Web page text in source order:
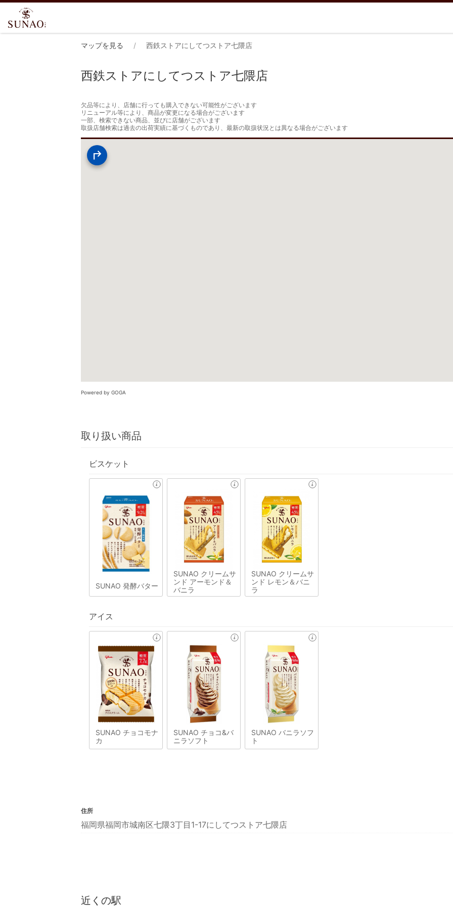
マップを見る 西鉄ストアにしてつストア七隈店
西鉄ストアにしてつストア七隈店
欠品等により、店舗に行っても購入できない可能性がございます
リニューアル等により、商品が変更になる場合がございます
一部、検索できない商品、並びに店舗がございます
取扱店舗検索は過去の出荷実績に基づくものであり、最新の取扱状況とは異なる場合がございます
Powered by GOGA
取り扱い商品
ビスケット
SUNAO 発酵バター
SUNAO クリームサ
ンド アーモンド＆
バニラ
SUNAO クリームサ
ンド レモン＆バニ
ラ
アイス
SUNAO チョコモナ
カ
SUNAO チョコ&バ
ニラソフト
SUNAO バニラソフ
ト
住所
福岡県福岡市城南区七隈3丁目1-17にしてつストア七隈店
近くの駅